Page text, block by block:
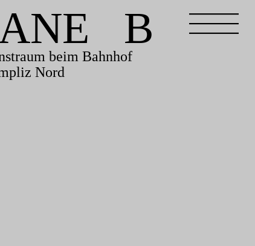
B
beim Bahnhof
Nord